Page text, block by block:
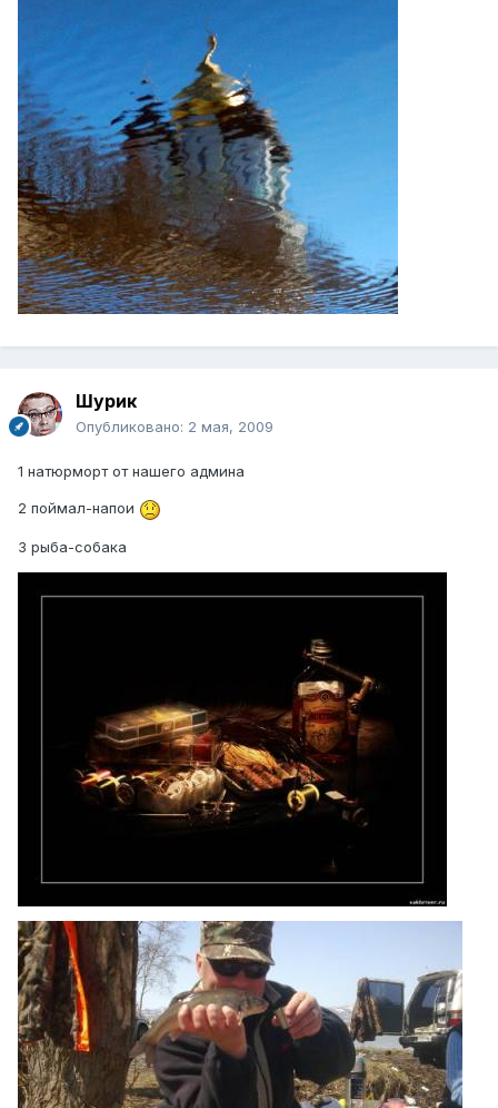
Шурик
Опубликовано: 2 мая, 2009
1 натюрморт от нашего админа
2 поймал-напои
3 рыба-собака